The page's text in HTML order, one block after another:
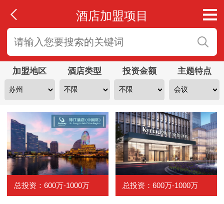
酒店加盟项目
加盟地区 酒店类型 投资金额 主题特点
总投资：600万-1000万 总投资：600万-1000万